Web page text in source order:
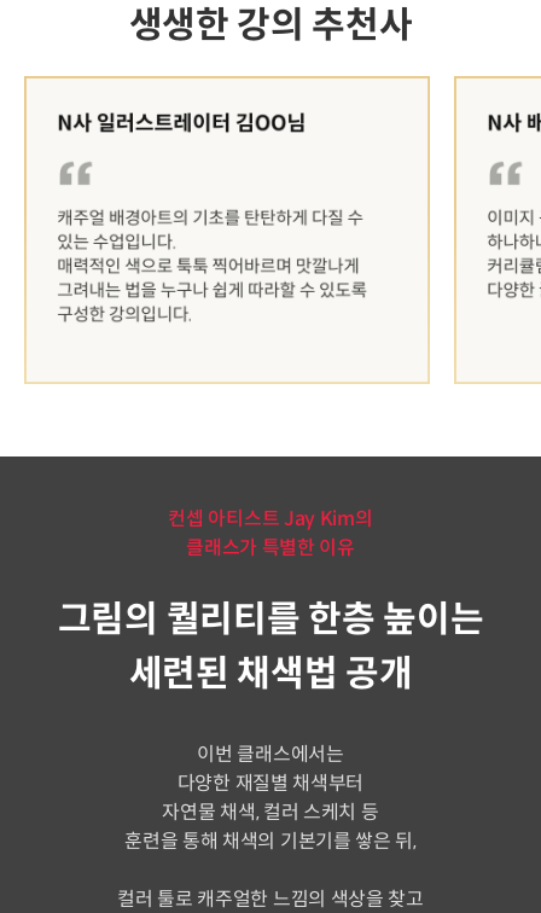
생생한 강의 추천사
컨셉 아티스트 Jay Kim의
클래스가 특별한 이유
그림의 퀄리티를 한층 높이는
세련된 채색법 공개
이번 클래스에서는
다양한 재질별 채색부터
자연물 채색, 컬러 스케치 등
훈련을 통해 채색의 기본기를 쌓은 뒤,
컬러 툴로 캐주얼한 느낌의 색상을 찾고